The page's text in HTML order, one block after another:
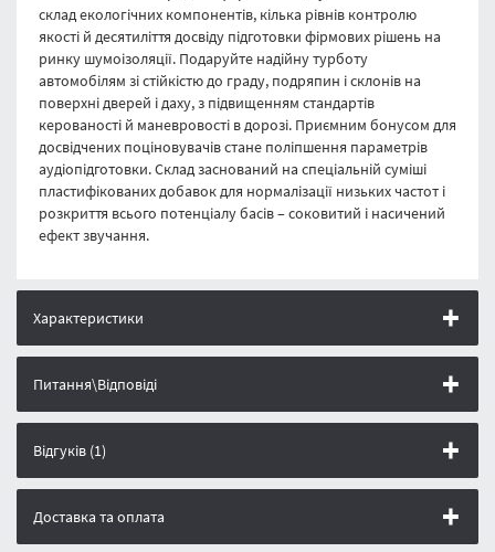
склад екологічних компонентів, кілька рівнів контролю
якості й десятиліття досвіду підготовки фірмових рішень на
ринку шумоізоляції. Подаруйте надійну турботу
автомобілям зі стійкістю до граду, подряпин і склонів на
поверхні дверей і даху, з підвищенням стандартів
керованості й маневровості в дорозі. Приємним бонусом для
досвідчених поціновувачів стане поліпшення параметрів
аудіопідготовки. Склад заснований на спеціальній суміші
пластифікованих добавок для нормалізації низьких частот і
розкриття всього потенціалу басів – соковитий і насичений
ефект звучання.
Характеристики
Питання\Відповіді
Відгуків (1)
Доставка та оплата